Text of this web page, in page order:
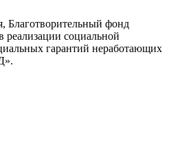
Благотворительный фонд
реализации социальной
гарантий неработающих